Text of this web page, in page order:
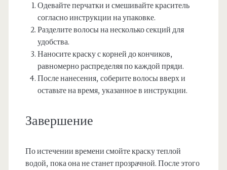
Одевайте перчатки и смешивайте краситель
согласно инструкции на упаковке.
Разделите волосы на несколько секций для
удобства.
Наносите краску с корней до кончиков,
равномерно распределяя по каждой пряди.
После нанесения, соберите волосы вверх и
оставьте на время, указанное в инструкции.
Завершение
По истечении времени смойте краску теплой
водой, пока она не станет прозрачной. После этого